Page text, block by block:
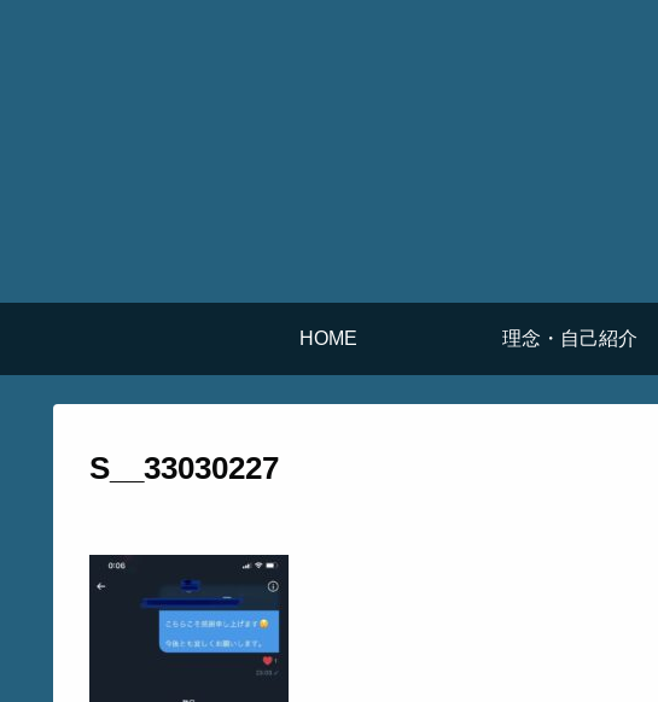
HOME 理念・自己紹介
S__33030227